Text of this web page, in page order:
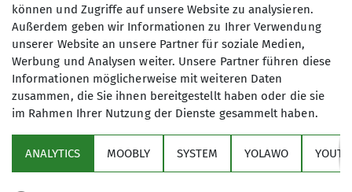
Wir sind begeisterte Wanderer und
ganzjährig aktiv. Nahezu jedes
Wochenende treten wir den Beweis
an, dass sich Ballungsraum und
Naturerlebnis wunderbar miteinander
Unsere Wanderungen sind
Gemeinschaftstouren und werden von
Sektion
können und Zugriffe auf unsere Website zu analysieren.
Außerdem geben wir Informationen zu Ihrer Verwendung
unserer Website an unsere Partner für soziale Medien,
Werbung und Analysen weiter. Unsere Partner führen diese
Informationen möglicherweise mit weiteren Daten
zusammen, die Sie ihnen bereitgestellt haben oder die sie
im Rahmen Ihrer Nutzung der Dienste gesammelt haben.
ANALYTICS MOOBLY SYSTEM YOLAWO